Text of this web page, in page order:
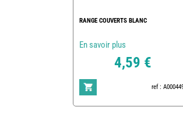
RANGE COUVERTS BLANC
En savoir plus
4,59 €
ref :